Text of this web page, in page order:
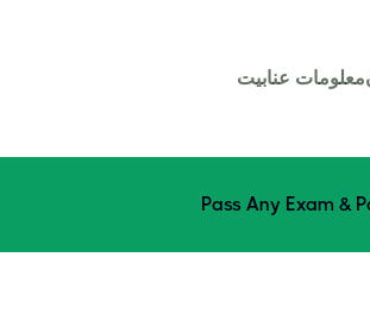
بيتمعلومات عنا
Pass Any Exam &